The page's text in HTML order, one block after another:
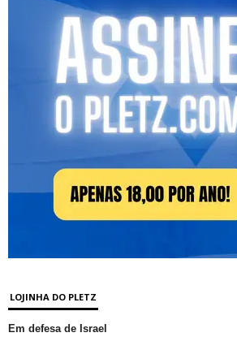
LOJINHA DO PLETZ
Em defesa de Israel